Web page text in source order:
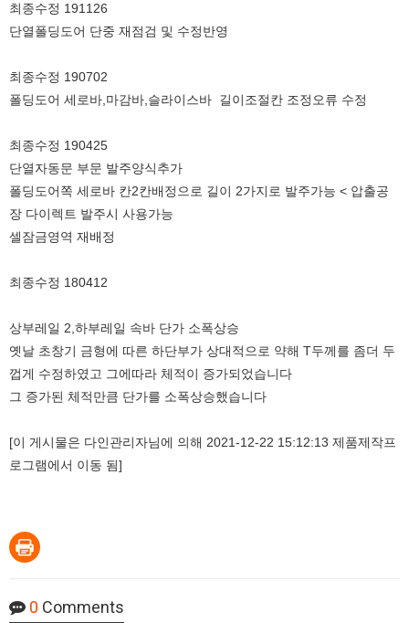
최종수정 191126
단열폴딩도어 단중 재점검 및 수정반영
최종수정 190702
폴딩도어 세로바,마감바,슬라이스바 길이조절칸 조정오류 수정
최종수정 190425
단열자동문 부문 발주양식추가
폴딩도어쪽 세로바 칸2칸배정으로 길이 2가지로 발주가능 < 압출공
장 다이렉트 발주시 사용가능
셀잠금영역 재배정
최종수정 180412
상부레일 2,하부레일 속바 단가 소폭상승
옛날 초창기 금형에 따른 하단부가 상대적으로 약해 T두께를 좀더 두
껍게 수정하였고 그에따라 체적이 증가되었습니다
그 증가된 체적만큼 단가를 소폭상승했습니다
[이 게시물은 다인관리자님에 의해 2021-12-22 15:12:13 제품제작프
로그램에서 이동 됨]
0 Comments